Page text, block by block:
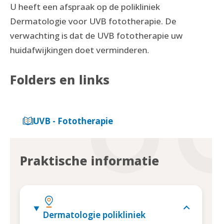
U heeft een afspraak op de polikliniek
Dermatologie voor UVB fototherapie. De
verwachting is dat de UVB fototherapie uw
huidafwijkingen doet verminderen.
Folders en links
UVB - Fototherapie
Praktische informatie
Dermatologie polikliniek